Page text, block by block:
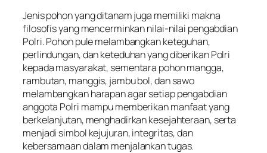
Jenis pohon yang ditanam juga memiliki makna
filosofis yang mencerminkan nilai-nilai pengabdian
Polri. Pohon pule melambangkan keteguhan,
perlindungan, dan keteduhan yang diberikan Polri
kepada masyarakat, sementara pohon mangga,
rambutan, manggis, jambu bol, dan sawo
melambangkan harapan agar setiap pengabdian
anggota Polri mampu memberikan manfaat yang
berkelanjutan, menghadirkan kesejahteraan, serta
menjadi simbol kejujuran, integritas, dan
kebersamaan dalam menjalankan tugas.